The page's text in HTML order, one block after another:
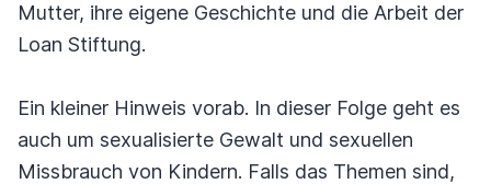
Mutter, ihre eigene Geschichte und die Arbeit der
Loan Stiftung.
Ein kleiner Hinweis vorab. In dieser Folge geht es
auch um sexualisierte Gewalt und sexuellen
Missbrauch von Kindern. Falls das Themen sind,